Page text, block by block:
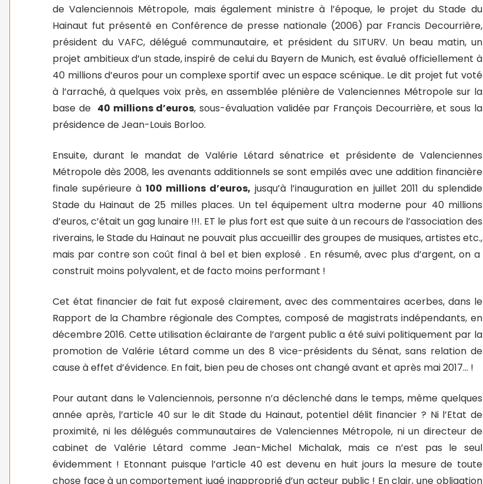
de Valenciennois Métropole, mais également ministre à l’époque, le projet du Stade du
Hainaut fut présenté en Conférence de presse nationale (2006) par Francis Decourrière,
président du VAFC, délégué communautaire, et président du SITURV. Un beau matin, un
projet ambitieux d’un stade, inspiré de celui du Bayern de Munich, est évalué officiellement à
40 millions d’euros pour un complexe sportif avec un espace scénique.. Le dit projet fut voté
à l’arraché, à quelques voix près, en assemblée plénière de Valenciennes Métropole sur la
base de 40 millions d’euros, sous-évaluation validée par François Decourrière, et sous la
présidence de Jean-Louis Borloo.
Ensuite, durant le mandat de Valérie Létard sénatrice et présidente de Valenciennes
Métropole dès 2008, les avenants additionnels se sont empilés avec une addition financière
finale supérieure à100 millions d’euros, jusqu’à l’inauguration en juillet 2011 du splendide
Stade du Hainaut de 25 milles places. Un tel équipement ultra moderne pour 40 millions
d’euros, c’était un gag lunaire !!!. ET le plus fort est que suite à un recours de l’association des
riverains, le Stade du Hainaut ne pouvait plus accueillir des groupes de musiques, artistes etc.,
mais par contre son coût final à bel et bien explosé . En résumé, avec plus d’argent, on a
construit moins polyvalent, et de facto moins performant !
Cet état financier de fait fut exposé clairement, avec des commentaires acerbes, dans le
Rapport de la Chambre régionale des Comptes, composé de magistrats indépendants, en
décembre 2016. Cette utilisation éclairante de l’argent public a été suivi politiquement par la
promotion de Valérie Létard comme un des 8 vice-présidents du Sénat, sans relation de
cause à effet d’évidence. En fait, bien peu de choses ont changé avant et après mai 2017… !
Pour autant dans le Valenciennois, personne n’a déclenché dans le temps, même quelques
année après, l’article 40 sur le dit Stade du Hainaut, potentiel délit financier ? Ni l’Etat de
proximité, ni les délégués communautaires de Valenciennes Métropole, ni un directeur de
cabinet de Valérie Létard comme Jean-Michel Michalak, mais ce n’est pas le seul
évidemment ! Etonnant puisque l’article 40 est devenu en huit jours la mesure de toute
chose face à un comportement jugé inapproprié d’un acteur public ! En clair, une obligation